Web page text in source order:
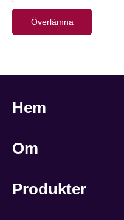
Överlämna
Hem
Om
Produkter